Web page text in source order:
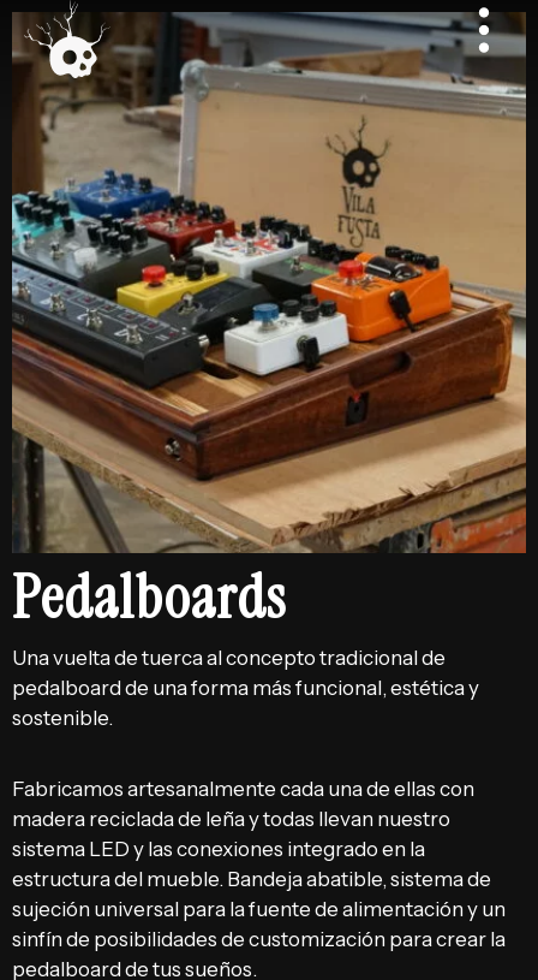
Pedalboards
Una vuelta de tuerca al concepto tradicional de
pedalboard de una forma más funcional, estética y
sostenible.
Fabricamos artesanalmente cada una de ellas con
madera reciclada de leña y todas llevan nuestro
sistema LED y las conexiones integrado en la
estructura del mueble. Bandeja abatible, sistema de
sujeción universal para la fuente de alimentación y un
sinfín de posibilidades de customización para crear la
pedalboard de tus sueños.